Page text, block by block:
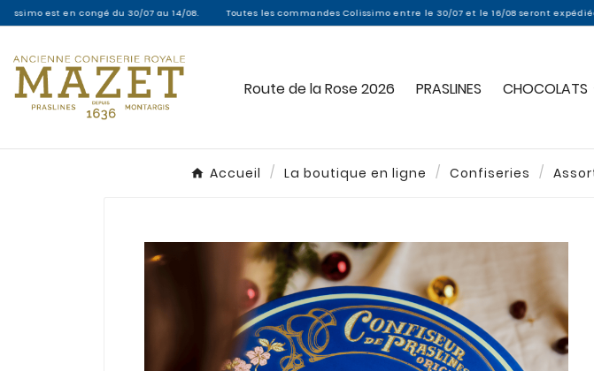
congé du 30/07 au 14/08. Toutes les commandes Colissimo entre le 30/07 et le 16/08 seront expédiées à partir
Route de la Rose 2026 PRASLINES CHOCOLATS
Accueil La boutique en ligne Confiseries